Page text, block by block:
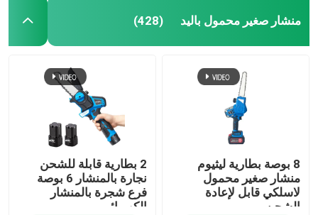
منشار صغير محمول باليد (428)
8 بوصة بطارية ليثيوم
منشار صغير محمول
لاسلكي قابل لإعادة
الشحن
2 بطارية قابلة للشحن
نجارة بالمنشار 6 بوصة
فرع شجرة بالمنشار
الكهربائي